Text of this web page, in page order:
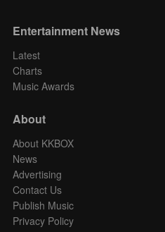
Entertainment News
Latest
Charts
Music Awards
About
About KKBOX
News
Advertising
Contact Us
Publish Music
Privacy Policy